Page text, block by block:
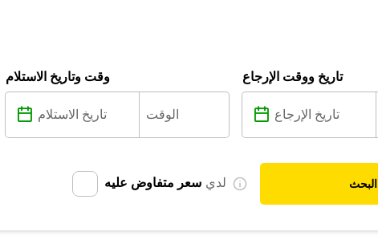
وقت وتاريخ الاستلام تاريخ ووقت الإرجاع
لدي سعر متفاوض عليه البحث